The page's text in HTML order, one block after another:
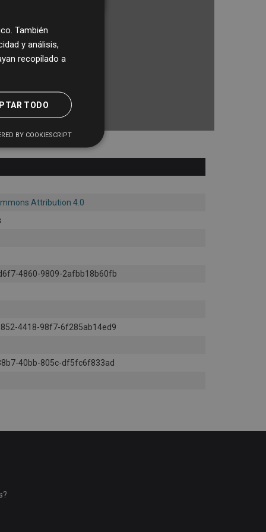
Attribution 4.0
4860-9809-2afbb18b60fb
4418-98f7-6f285ab14ed9
40bb-805c-df5fc6f833ad
También
y análisis,
recopilado a
TODO
BY COOKIESCRIPT